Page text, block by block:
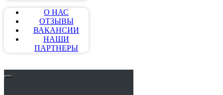
О НАС
ОТЗЫВЫ
ВАКАНСИИ
НАШИ
ПАРТНЕРЫ